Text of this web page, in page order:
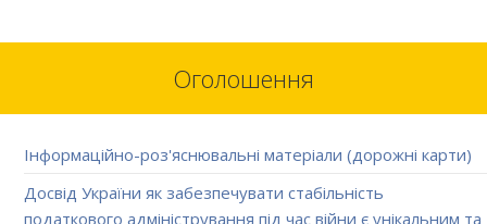
Оголошення
Інформаційно-роз'яснювальні матеріали (дорожні карти)
Досвід України як забезпечувати стабільність
податкового адміністрування під час війни є унікальним та